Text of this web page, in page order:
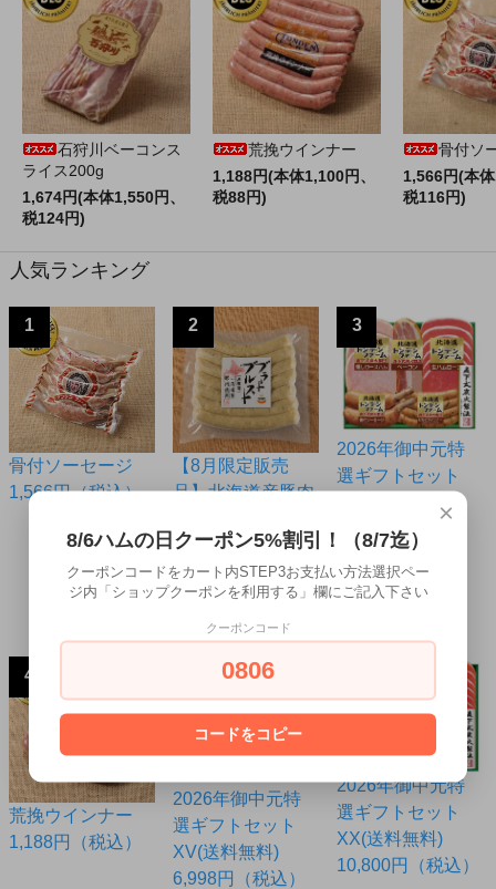
石狩川ベーコンス
ライス200g
1,674円(本体1,550円、
税124円)
荒挽ウインナー
1,188円(本体1,100円、
税88円)
骨付ソ
1,566円(本
税116円)
人気ランキング
1
骨付ソーセージ
1,566円（税込）
2
【8月限定販売
品】北海道産豚肉
セージ専用ウイン
ナー◆ブラートブ
ルスト
972円（税込）
3
2026年御中元特
選ギフトセット
5,994円（税込）
4
荒挽ウインナー
1,188円（税込）
2026年御中元特
選ギフトセット
XV(送料無料)
6,998円（税込）
2026年御中元特
選ギフトセット
XX(送料無料)
10,800円（税込）
×
8/6ハムの日クーポン5%割引！（8/7迄）
クーポンコードをカート内STEP3お支払い方法選択ペー
ジ内「ショップクーポンを利用する」欄にご記入下さい
クーポンコード
0806
コードをコピー